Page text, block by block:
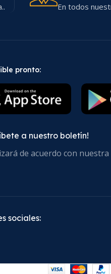
En todos
pronto:
a nuestro boletín!
de acuerdo con nuestra
sociales: